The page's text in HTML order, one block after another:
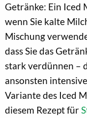
Getränke: Ein Iced
wenn Sie kalte
Mischung
dass Sie das
stark verdünnen –
ansonsten
Variante des Iced
diesem Rezept für